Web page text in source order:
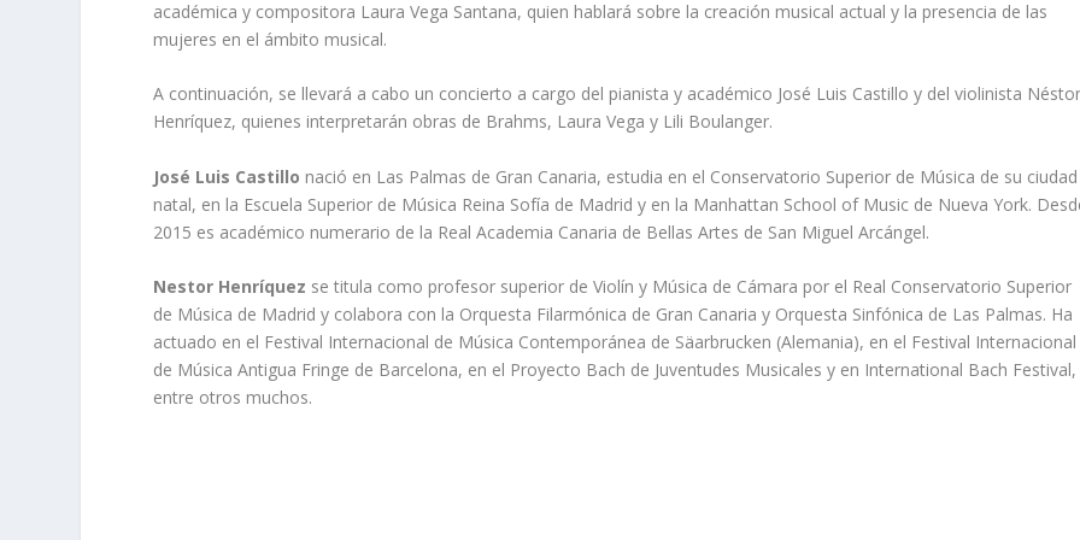
académica y compositora Laura Vega Santana, quien hablará sobre la creación musical actual y la presencia de las
mujeres en el ámbito musical.
A continuación, se llevará a cabo un concierto a cargo del pianista y académico José Luis Castillo y del violinista
Henríquez, quienes interpretarán obras de Brahms, Laura Vega y Lili Boulanger.
José Luis Castillo nació en Las Palmas de Gran Canaria, estudia en el Conservatorio Superior de Música de su ciudad
natal, en la Escuela Superior de Música Reina Sofía de Madrid y en la Manhattan School of Music de Nueva York.
2015 es académico numerario de la Real Academia Canaria de Bellas Artes de San Miguel Arcángel.
Nestor Henríquez se titula como profesor superior de Violín y Música de Cámara por el Real Conservatorio Superior
de Música de Madrid y colabora con la Orquesta Filarmónica de Gran Canaria y Orquesta Sinfónica de Las Palmas. Ha
actuado en el Festival Internacional de Música Contemporánea de Säarbrucken (Alemania), en el Festival Internacional
de Música Antigua Fringe de Barcelona, en el Proyecto Bach de Juventudes Musicales y en International Bach Festival,
entre otros muchos.